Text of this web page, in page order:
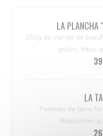
LA PLANCHA
250g de viande de
grillés, frites,
LA
Pommes de terre
Reblochon,